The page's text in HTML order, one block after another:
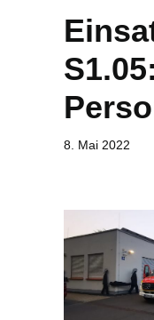
S1.05:
8. Mai 2022